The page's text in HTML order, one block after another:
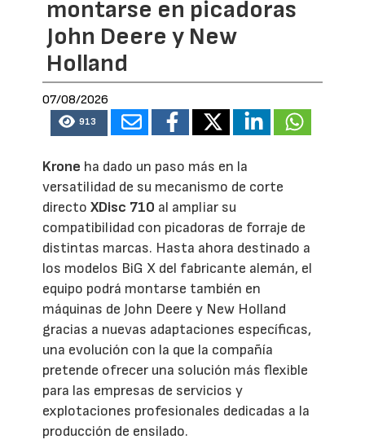
montarse en picadoras
John Deere y New
Holland
07/08/2026
913
Krone ha dado un paso más en la
versatilidad de su mecanismo de corte
directoXDisc 710 al ampliar su
compatibilidad con picadoras de forraje de
distintas marcas. Hasta ahora destinado a
los modelos BiG X del fabricante alemán, el
equipo podrá montarse también en
máquinas de John Deere y New Holland
gracias a nuevas adaptaciones específicas,
una evolución con la que la compañía
pretende ofrecer una solución más flexible
para las empresas de servicios y
explotaciones profesionales dedicadas a la
producción de ensilado.